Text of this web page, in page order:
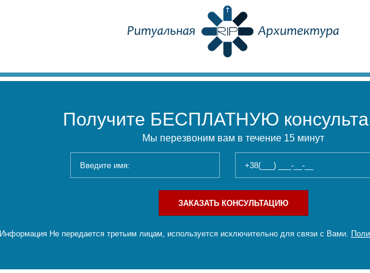
Получите БЕСПЛАТНУЮ
Мы перезвоним вам в течение 15 минут
ЗАКАЗАТЬ КОНСУЛЬТАЦИЮ
Информация Не передается третьим лицам, используется исключительно для связи с Вами.